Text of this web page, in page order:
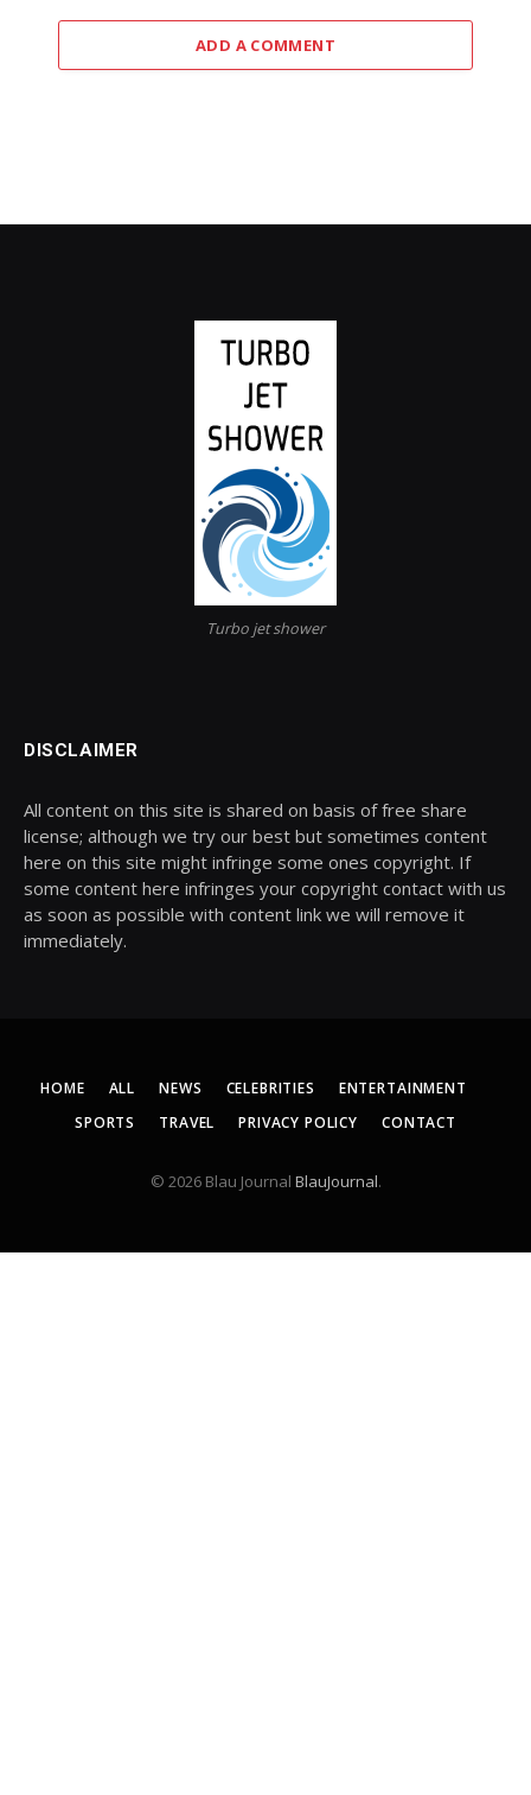
ADD A COMMENT
Turbo jet shower
DISCLAIMER
All content on this site is shared on basis of free share
license; although we try our best but sometimes content
here on this site might infringe some ones copyright. If
some content here infringes your copyright contact with us
as soon as possible with content link we will remove it
immediately.
HOME ALL NEWS CELEBRITIES
ENTERTAINMENT
SPORTS
TRAVEL PRIVACY POLICY CONTACT
© 2026 Blau Journal BlauJournal.